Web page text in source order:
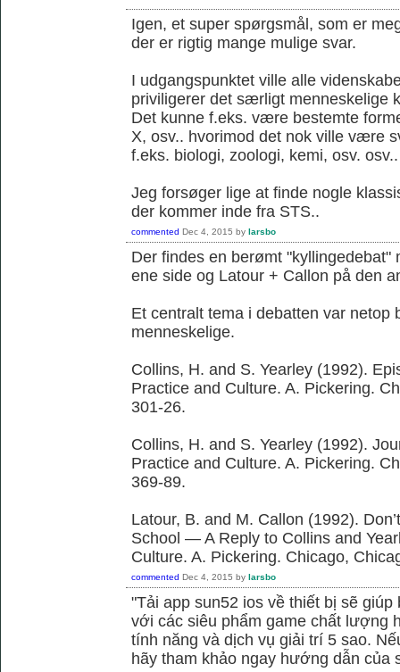
Igen, et super spørgsmål, som er
der er rigtig mange mulige svar.
I udgangspunktet ville alle
priviligerer det særligt menneskelige
Det kunne f.eks. være bestemte
X, osv.. hvorimod det nok ville være
f.eks. biologi, zoologi, kemi, osv. osv..
Jeg forsøger lige at finde nogle
der kommer inde fra STS..
commented Dec 4, 2015 by larsbo
Der findes en berømt "kyllingedebat"
ene side og Latour + Callon på den
Et centralt tema i debatten var netop
menneskelige.
Collins, H. and S. Yearley (1992).
Practice and Culture. A. Pickering.
301-26.
Collins, H. and S. Yearley (1992).
Practice and Culture. A. Pickering.
369-89.
Latour, B. and M. Callon (1992).
School — A Reply to Collins and
Culture. A. Pickering. Chicago,
commented Dec 4, 2015 by larsbo
"Tải app sun52 ios về thiết bị sẽ
với các siêu phẩm game chất lượng
tính năng và dịch vụ giải trí 5 sao.
hãy tham khảo ngay hướng dẫn của